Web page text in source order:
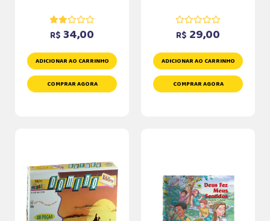
R$ 34,00
ADICIONAR AO CARRINHO
COMPRAR AGORA
R$ 29,00
ADICIONAR AO CARRINHO
COMPRAR AGORA